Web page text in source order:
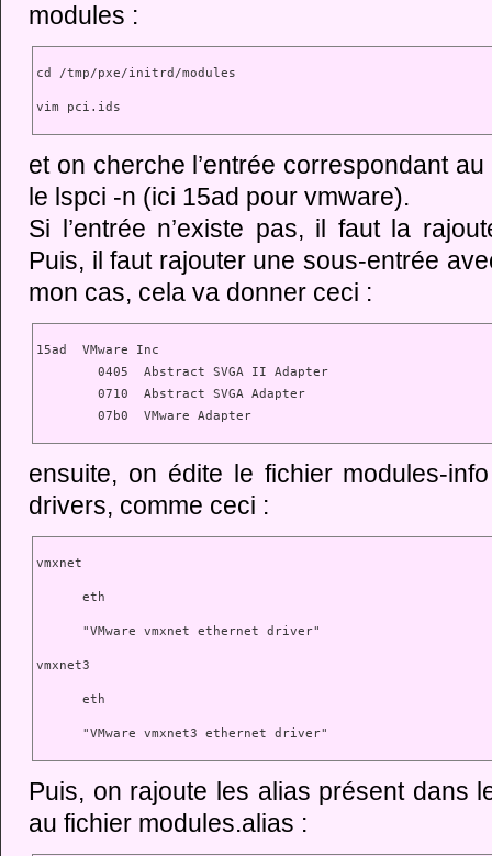
modules :
cd /tmp/pxe/initrd/modules
vim pci.ids
et on cherche l’entrée correspondant
le lspci -n (ici 15ad pour vmware).
Si l’entrée n’existe pas, il faut la
Puis, il faut rajouter une sous-entrée
mon cas, cela va donner ceci :
15ad  VMware Inc
        0405  Abstract SVGA II Adapter
        0710  Abstract SVGA Adapter
        07b0  VMware Adapter
ensuite, on édite le fichier modules-
drivers, comme ceci :
vmxnet
eth
"VMware vmxnet ethernet driver"
vmxnet3
eth
"VMware vmxnet3 ethernet driver"
Puis, on rajoute les alias présent dans
au fichier modules.alias :